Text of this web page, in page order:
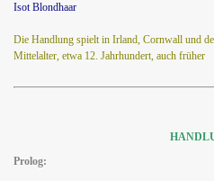
Isot Blondhaar
Die Handlung spielt in Irland, Cornwall und
Mittelalter, etwa 12. Jahrhundert, auch früher
Prolog: